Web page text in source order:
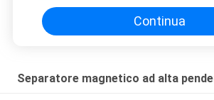
Continua
Separatore magnetico ad alta